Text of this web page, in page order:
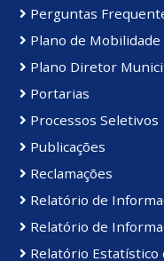
Perguntas
Plano de
Plano Diretor
Portarias
Processos Seletivos
Publicações
Reclamações
Relatório de
Relatório de
Relatório Estatístico